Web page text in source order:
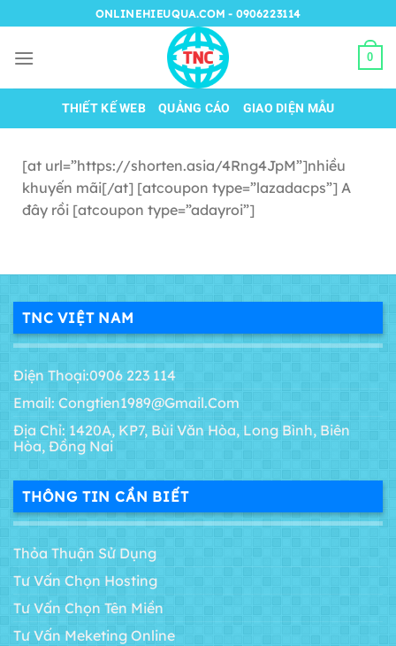
đến
nội
ONLINEHIEUQUA.COM - 0906223114
0
THIẾT KẾ WEB QUẢNG CÁO GIAO DIỆN MẪU
[at url=”https://shorten.asia/4Rng4JpM”]nhiều
khuyến mãi[/at] [atcoupon type=”lazadacps”] A
đây rồi [atcoupon type=”adayroi”]
TNC VIỆT NAM
Điện Thoại:0906 223 114
Email: Congtien1989@gmail.com
Địa Chỉ: 1420A, KP7, Bùi Văn Hòa, Long Bình, Biên
Hòa, Đồng Nai
THÔNG TIN CẦN BIẾT
Thỏa Thuận Sử Dụng
Tư Vấn Chọn Hosting
Tư Vấn Chọn Tên Miền
Tư Vấn Meketing Online